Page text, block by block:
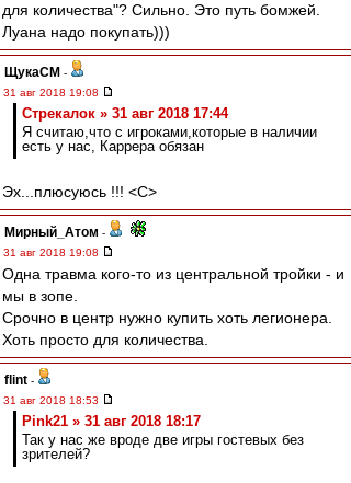
для количества"? Сильно. Это путь бомжей.
Луана надо покупать)))
ЩукаСМ -
31 авг 2018 19:08
Стрекалок » 31 авг 2018 17:44
Я считаю,что с игроками,которые в наличии
есть у нас, Каррера обязан
Эх...плюсуюсь !!! <C>
Мирный_Атом -
31 авг 2018 19:08
Одна травма кого-то из центральной тройки - и
мы в зопе.
Срочно в центр нужно купить хоть легионера.
Хоть просто для количества.
flint -
31 авг 2018 18:53
Pink21 » 31 авг 2018 18:17
Так у нас же вроде две игры гостевых без
зрителей?